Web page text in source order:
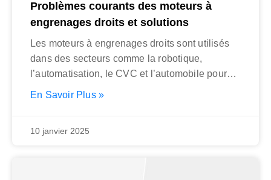
Problèmes courants des moteurs à
engrenages droits et solutions
Les moteurs à engrenages droits sont utilisés
dans des secteurs comme la robotique,
l’automatisation, le CVC et l’automobile pour
leur
En Savoir Plus »
10 janvier 2025